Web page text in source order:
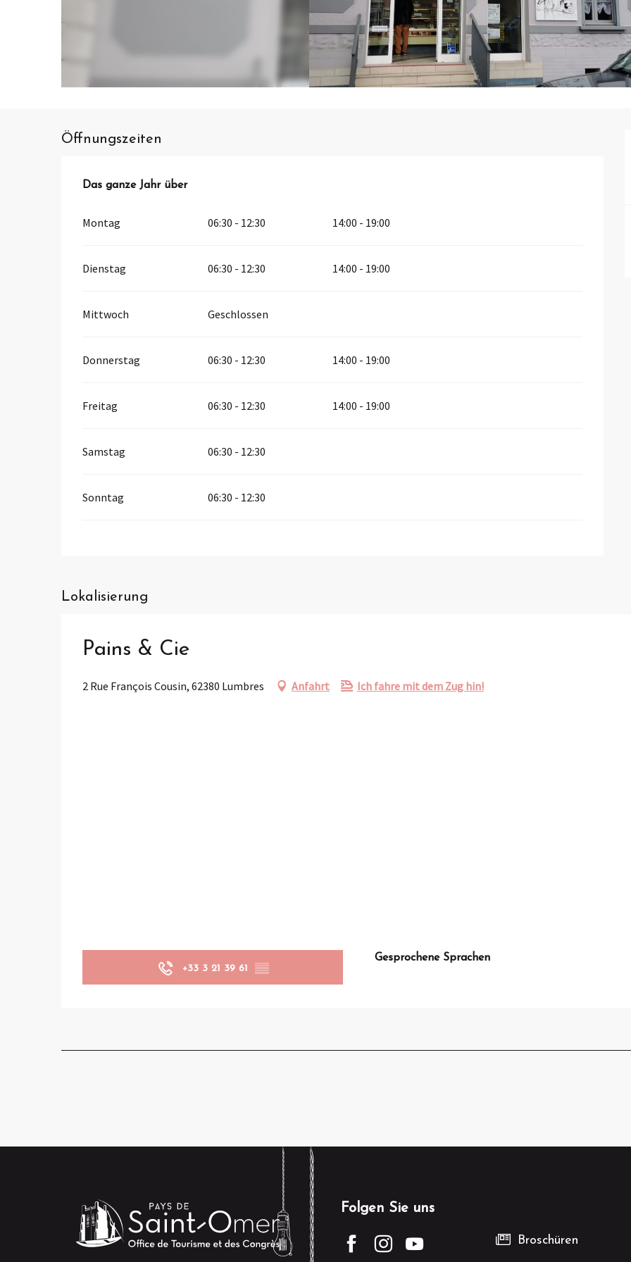
Öffnungszeiten
Das ganze Jahr über
Das ganze Jahr über
Montag 06:30 - 12:30 14:00 - 19:00
Dienstag 06:30 - 12:30 14:00 - 19:00
Mittwoch Geschlossen
Donnerstag 06:30 - 12:30 14:00 - 19:00
Freitag 06:30 - 12:30 14:00 - 19:00
Samstag 06:30 - 12:30
Sonntag 06:30 - 12:30
Lokalisierung
Pains & Cie
2 Rue François Cousin, 62380 Lumbres Anfahrt Ich fahre mit dem Zug hin!
+33 3 21 39 61 ▒▒
Gesprochene Sprachen
Gesprochene Sprachen
Folgen Sie uns
Broschüren